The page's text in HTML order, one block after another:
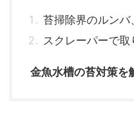
苔掃除界のルンバ
スクレーパーで取
金魚水槽の苔対策を